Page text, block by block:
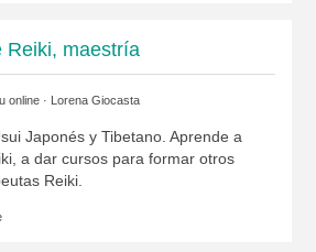
Reiki, maestría
online · Lorena Giocasta
Japonés y Tibetano. Aprende a
a dar cursos para formar otros
Reiki.